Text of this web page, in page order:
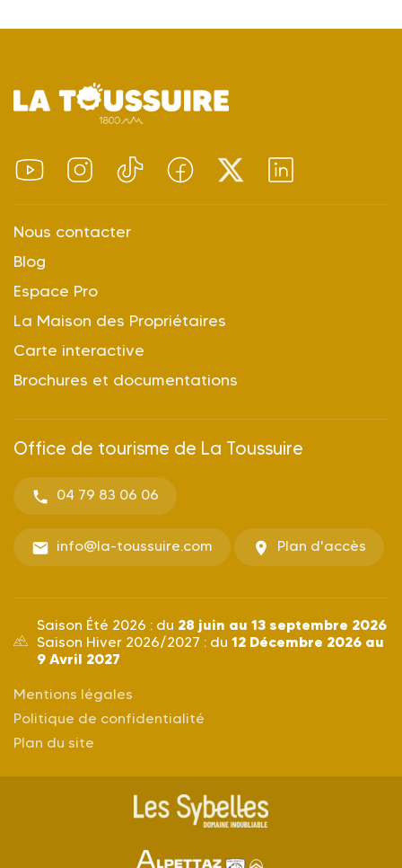
Nous contacter
Blog
Espace Pro
La Maison des Propriétaires
Carte interactive
Brochures et documentations
Office de tourisme de La Toussuire
04 79 83 06 06
info@la-toussuire.com Plan d'accès
Saison Été 2026 : du 28 juin au 13 septembre 2026
Saison Hiver 2026/2027 : du 12 Décembre 2026 au
9 Avril 2027
Mentions légales
Politique de confidentialité
Plan du site